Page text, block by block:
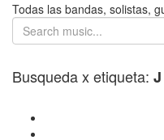
Todas las bandas, solistas,
Busqueda x etiqueta: J